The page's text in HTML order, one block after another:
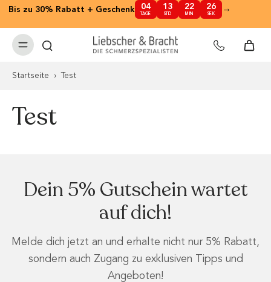
Bis zu 30% Rabatt + Geschenk 04
TAGE
13
STD
22
MIN
26
SEK
→
Startseite › Test
Test
Dein 5% Gutschein wartet
auf dich!
Melde dich jetzt an und erhalte nicht nur 5% Rabatt,
sondern auch Zugang zu exklusiven Tipps und
Angeboten!